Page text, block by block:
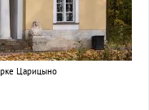
Царицыно